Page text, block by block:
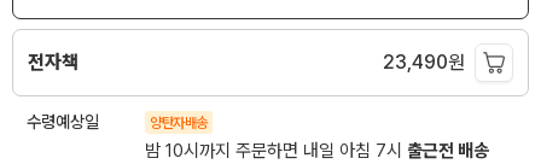
전자책 23,490원
수령예상일 양탄자배송
밤 10시까지 주문하면 내일 아침 7시 출근전 배송